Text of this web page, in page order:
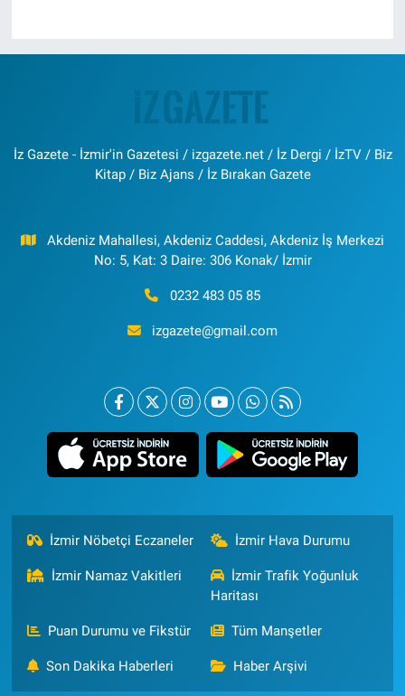
İz Gazete - İzmir'in Gazetesi / izgazete.net / İz Dergi / İzTV / Biz
Kitap / Biz Ajans / İz Bırakan Gazete
Akdeniz Mahallesi, Akdeniz Caddesi, Akdeniz İş Merkezi
No: 5, Kat: 3 Daire: 306 Konak/ İzmir
0232 483 05 85
izgazete@gmail.com
İzmir Nöbetçi Eczaneler İzmir Hava Durumu
İzmir Namaz Vakitleri
İzmir Trafik Yoğunluk
Haritası
Puan Durumu ve Fikstür Tüm Manşetler
Son Dakika Haberleri Haber Arşivi